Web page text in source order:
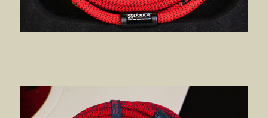
JD 90
JD SERENADE
电源线
在线购买